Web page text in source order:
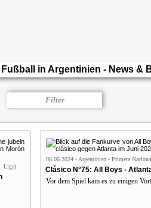
Fußball in Argentinien - News &
Filter
Liga)
08.06.2024 - Argentinien - Primera
Clásico N°75: All Boys -
Vor dem Spiel kam es zu einigen